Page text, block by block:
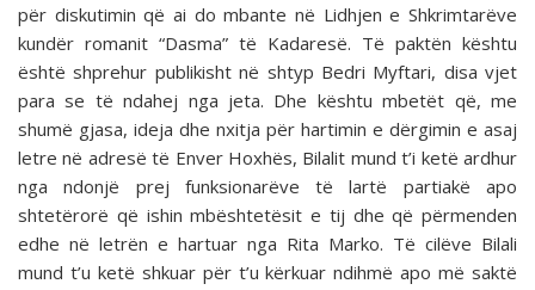
për diskutimin që ai do mbante në Lidhjen e Shkrimtarëve
kundër romanit “Dasma” të Kadaresë. Të paktën kështu
është shprehur publikisht në shtyp Bedri Myftari, disa vjet
para se të ndahej nga jeta. Dhe kështu mbetët që, me
shumë gjasa, ideja dhe nxitja për hartimin e dërgimin e asaj
letre në adresë të Enver Hoxhës, Bilalit mund t’i ketë ardhur
nga ndonjë prej funksionarëve të lartë partiakë apo
shtetërorë që ishin mbështetësit e tij dhe që përmenden
edhe në letrën e hartuar nga Rita Marko. Të cilëve Bilali
mund t’u ketë shkuar për t’u kërkuar ndihmë apo më saktë